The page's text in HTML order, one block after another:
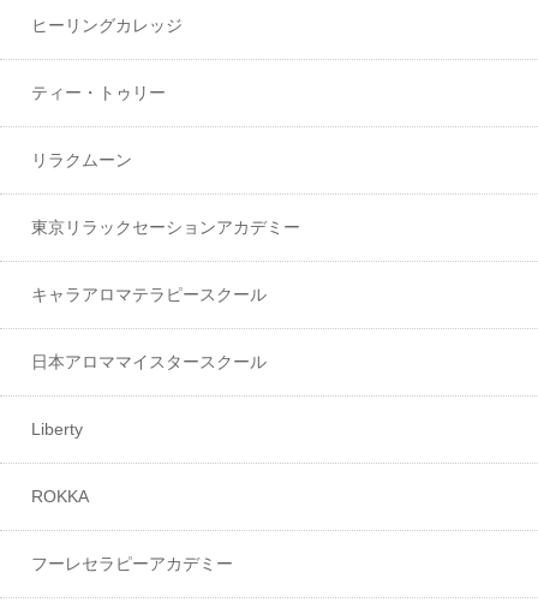
ヒーリングカレッジ
ティー・トゥリー
リラクムーン
東京リラックセーションアカデミー
キャラアロマテラピースクール
日本アロママイスタースクール
Liberty
ROKKA
フーレセラピーアカデミー